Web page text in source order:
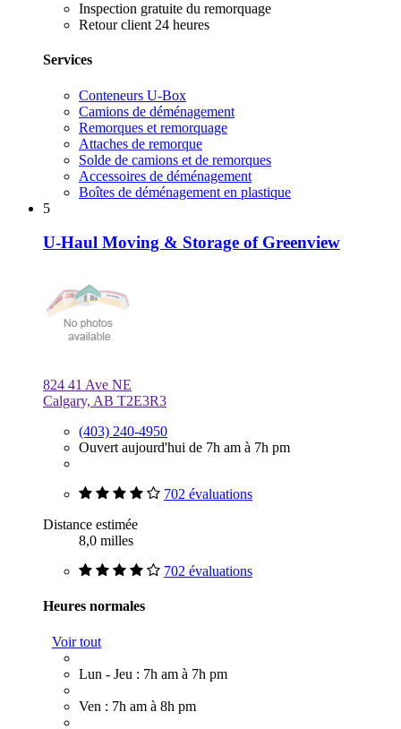
Inspection gratuite du remorquage
Retour client 24 heures
Services
Conteneurs U-Box
Camions de déménagement
Remorques et remorquage
Attaches de remorque
Solde de camions et de remorques
Accessoires de déménagement
Boîtes de déménagement en plastique
5
U-Haul Moving & Storage of Greenview
824 41 Ave NE
Calgary, AB T2E3R3
(403) 240-4950
Ouvert aujourd'hui de 7h am à 7h pm
702 évaluations
Distance estimée
8,0 milles
702 évaluations
Heures normales
Voir tout
Lun - Jeu : 7h am à 7h pm
Ven : 7h am à 8h pm